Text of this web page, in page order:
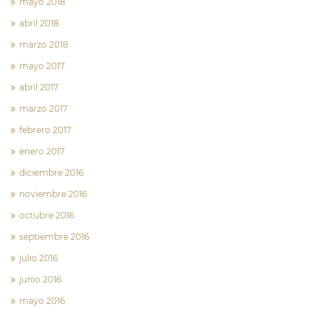
abril 2018
marzo 2018
mayo 2017
abril 2017
marzo 2017
febrero 2017
enero 2017
diciembre 2016
noviembre 2016
octubre 2016
septiembre 2016
julio 2016
junio 2016
mayo 2016